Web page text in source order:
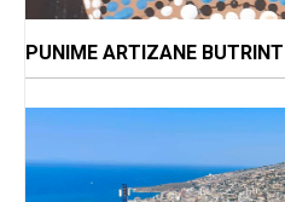
PUNIME ARTIZANE